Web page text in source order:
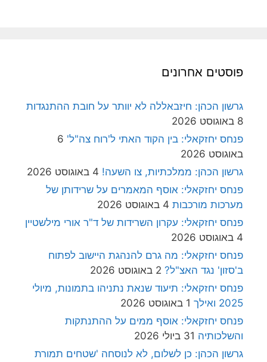
פוסטים אחרונים
גרשון הכהן: חיזבאללה לא יוותר על חובת ההתנגדות
8 באוגוסט 2026
פנחס יחזקאלי: בין הקוד האתי ל'רוח צה"ל' 6
באוגוסט 2026
גרשון הכהן: ממלכתיות, צו השעה! 4 באוגוסט 2026
פנחס יחזקאלי: אוסף המאמרים על שרידותן של
מערכות מורכבות 4 באוגוסט 2026
פנחס יחזקאלי: עקרון השרידות של ד"ר אורי מילשטיין
4 באוגוסט 2026
פנחס יחזקאלי: מה גרם להנהגת היישוב לפתוח
ב'סזון' נגד האצ"ל? 2 באוגוסט 2026
פנחס יחזקאלי: תיעוד שנאת נתניהו בתמונות, מיולי
2025 ואילך
1 באוגוסט 2026
פנחס יחזקאלי: אוסף ממים על ההתנתקות
והשלכותיה 31 ביולי 2026
גרשון הכהן: כן לשלום, לא לנוסחה 'שטחים תמורת